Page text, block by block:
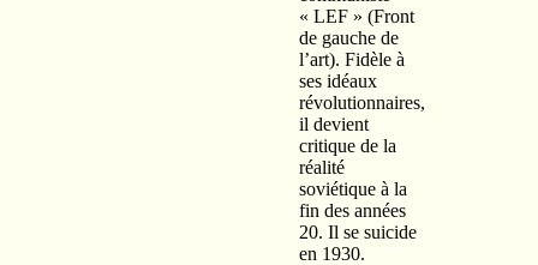
« LEF » (Front
de gauche de
l’art). Fidèle à
ses idéaux
révolutionnaires,
il devient
critique de la
réalité
soviétique à la
fin des années
20. Il se suicide
en 1930.